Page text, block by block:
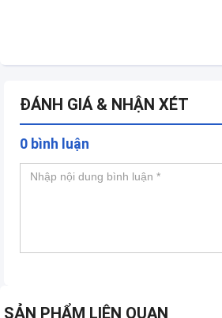
ĐÁNH GIÁ & NHẬN XÉT
0 bình luận
SẢN PHẨM LIÊN QUAN